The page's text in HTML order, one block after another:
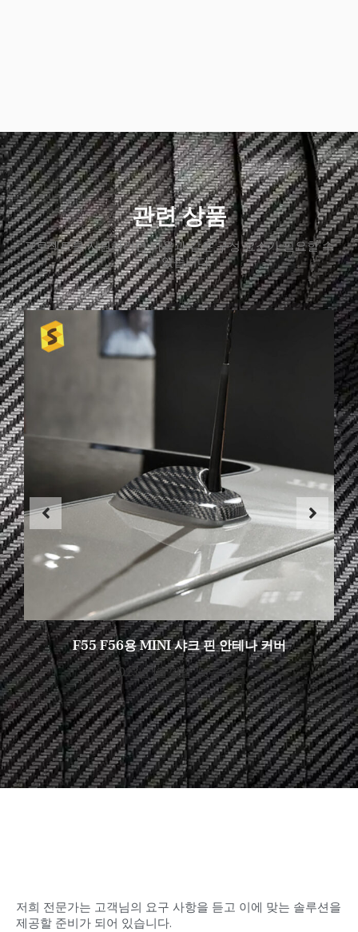
관련 상품
프로젝트를 지원하려면 다음과 같은 구성 요소가 필요할 수
도 있습니다.
F55 F56용 MINI 샤크 핀 안테나 커버
2023년 1월 31일 댓글 없음
저희 전문가는 고객님의 요구 사항을 듣고 이에 맞는 솔루션을
제공할 준비가 되어 있습니다.